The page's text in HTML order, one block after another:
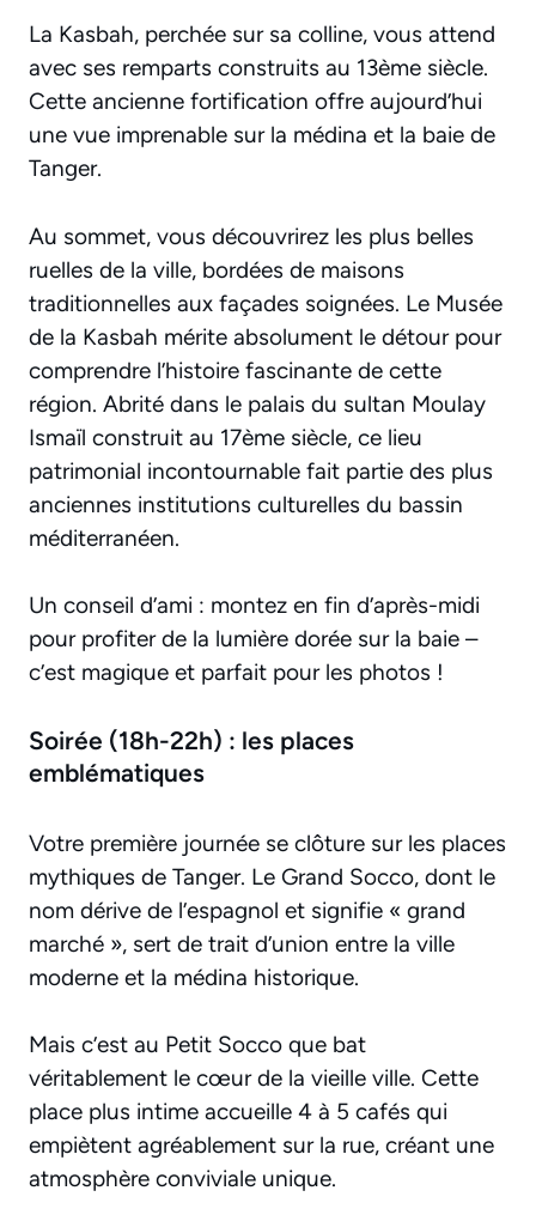
La Kasbah, perchée sur sa colline, vous attend
avec ses remparts construits au 13ème siècle.
Cette ancienne fortification offre aujourd’hui
une vue imprenable sur la médina et la baie de
Tanger.
Au sommet, vous découvrirez les plus belles
ruelles de la ville, bordées de maisons
traditionnelles aux façades soignées. Le Musée
de la Kasbah mérite absolument le détour pour
comprendre l’histoire fascinante de cette
région. Abrité dans le palais du sultan Moulay
Ismaïl construit au 17ème siècle, ce lieu
patrimonial incontournable fait partie des plus
anciennes institutions culturelles du bassin
méditerranéen.
Un conseil d’ami : montez en fin d’après-midi
pour profiter de la lumière dorée sur la baie –
c’est magique et parfait pour les photos !
Soirée (18h-22h) : les places
emblématiques
Votre première journée se clôture sur les places
mythiques de Tanger. Le Grand Socco, dont le
nom dérive de l’espagnol et signifie « grand
marché », sert de trait d’union entre la ville
moderne et la médina historique.
Mais c’est au Petit Socco que bat
véritablement le cœur de la vieille ville. Cette
place plus intime accueille 4 à 5 cafés qui
empiètent agréablement sur la rue, créant une
atmosphère conviviale unique.